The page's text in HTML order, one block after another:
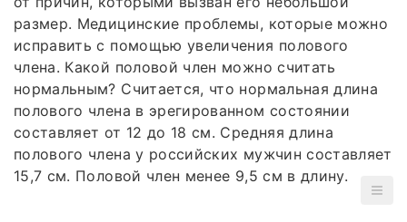
размер. Медицинские проблемы, которые можно
исправить с помощью увеличения полового
члена. Какой половой член можно считать
нормальным? Считается, что нормальная длина
полового члена в эрегированном состоянии
составляет от 12 до 18 см. Средняя длина
полового члена у российских мужчин составляет
15,7 см. Половой член менее 9,5 см в длину.